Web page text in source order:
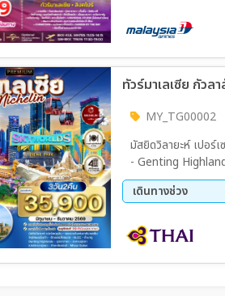
10 ธ.ค. 69 - 13 ธ
MY_TG00002
มัสยิดวิลายะห์ เปอร์
- Genting
- เปอร์ดานาปุตรา
เดินทางช่วง
09 ต.ค. 69 - 11 ต